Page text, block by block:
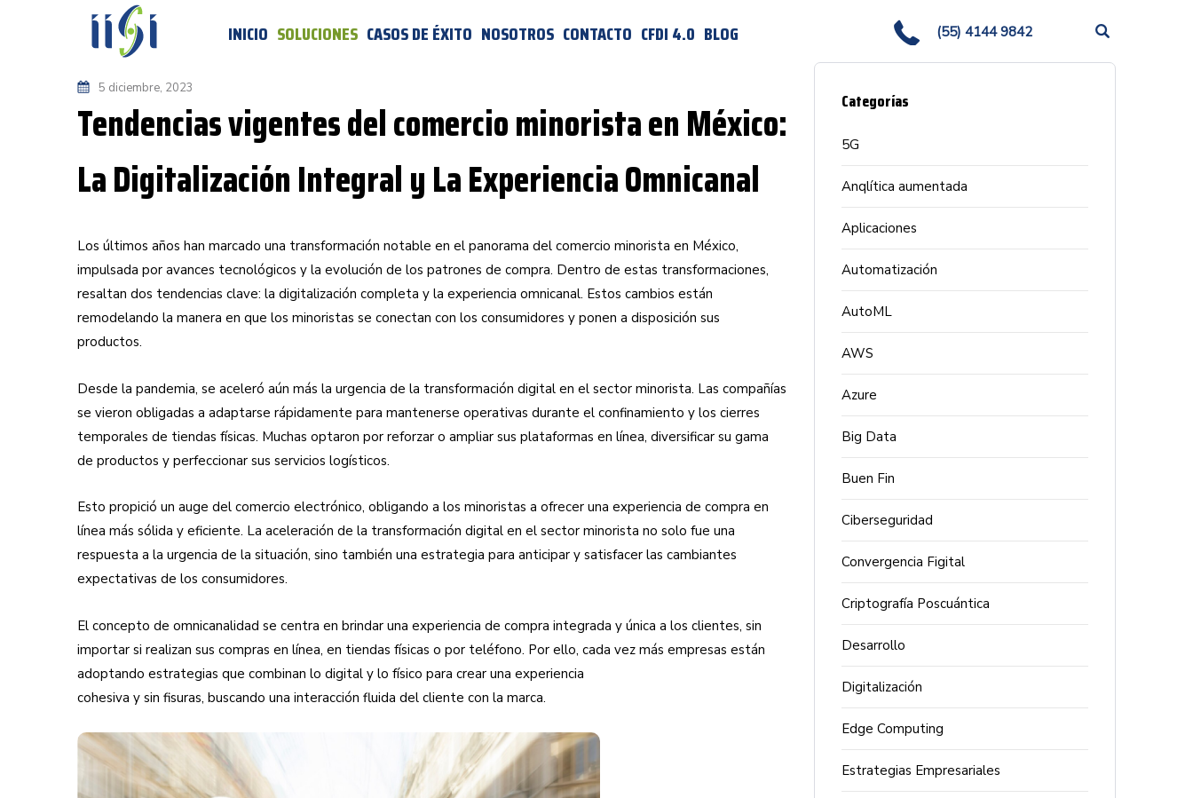
INICIO SOLUCIONES CASOS DE ÉXITO NOSOTROS CONTACTO CFDI 4.0 BLOG (55) 4144 9842
Categorías
5G
Anqlítica aumentada
Aplicaciones
Automatización
AutoML
AWS
Azure
Big Data
Buen Fin
Ciberseguridad
Convergencia Figital
Criptografía Poscuántica
Desarrollo
Digitalización
Edge Computing
Estrategias Empresariales
5 diciembre, 2023
Tendencias vigentes del comercio minorista en México:
La Digitalización Integral y La Experiencia Omnicanal
Los últimos años han marcado una transformación notable en el panorama del comercio minorista en México,
impulsada por avances tecnológicos y la evolución de los patrones de compra. Dentro de estas transformaciones,
resaltan dos tendencias clave: la digitalización completa y la experiencia omnicanal. Estos cambios están
remodelando la manera en que los minoristas se conectan con los consumidores y ponen a disposición sus
productos.
Desde la pandemia, se aceleró aún más la urgencia de la transformación digital en el sector minorista. Las compañías
se vieron obligadas a adaptarse rápidamente para mantenerse operativas durante el confinamiento y los cierres
temporales de tiendas físicas. Muchas optaron por reforzar o ampliar sus plataformas en línea, diversificar su gama
de productos y perfeccionar sus servicios logísticos.
Esto propició un auge del comercio electrónico, obligando a los minoristas a ofrecer una experiencia de compra en
línea más sólida y eficiente. La aceleración de la transformación digital en el sector minorista no solo fue una
respuesta a la urgencia de la situación, sino también una estrategia para anticipar y satisfacer las cambiantes
expectativas de los consumidores.
El concepto de omnicanalidad se centra en brindar una experiencia de compra integrada y única a los clientes, sin
importar si realizan sus compras en línea, en tiendas físicas o por teléfono. Por ello, cada vez más empresas están
adoptando estrategias que combinan lo digital y lo físico para crear una experiencia
cohesiva y sin fisuras, buscando una interacción fluida del cliente con la marca.